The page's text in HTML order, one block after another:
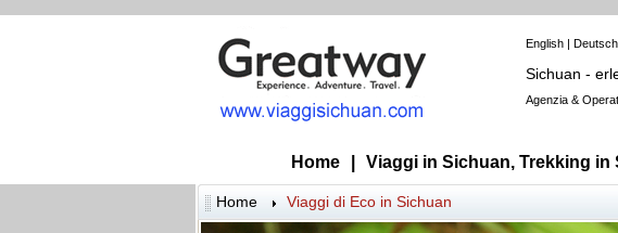
English |Deutsch
Sichuan -
Agenzia &
Home Viaggi in Sichuan, Trekking
Home Viaggi di Eco in Sichuan